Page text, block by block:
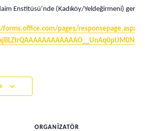
Enstitüsü’nde (Kadıköy/Yeldeğirmeni)
pages/responsepage.aspx?
ORGANIZATÖR